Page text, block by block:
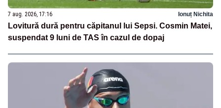
7 aug. 2026, 17:16 Ionuț Nichita
Lovitură dură pentru căpitanul lui Sepsi. Cosmin Matei,
suspendat 9 luni de TAS în cazul de dopaj